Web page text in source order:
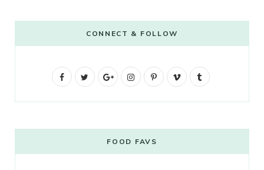
CONNECT & FOLLOW
F
b
t
G
g
l
I
t
a
P
e
V
o
l
FOOD FAVS